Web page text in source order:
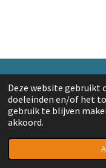
Deze website gebruikt
doeleinden en/of het
gebruik te blijven
akkoord.
© 2018 A. v/d Top
Powered byJouwWeb